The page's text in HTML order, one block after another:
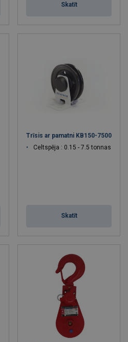
Skatīt
Trīsis ar pamatni KB150-7500
Celtspēja : 0.15 - 7.5 tonnas
Skatīt